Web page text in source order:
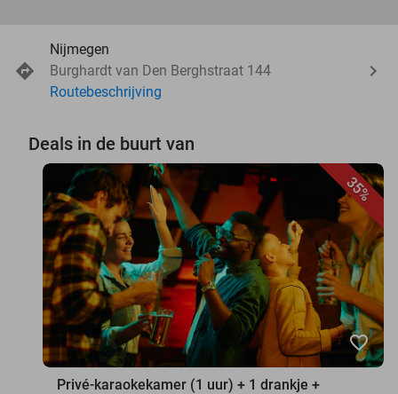
Nijmegen
Burghardt van Den Berghstraat 144
Routebeschrijving
Deals in de buurt van
35%
favorite_border
Privé-karaokekamer (1 uur) + 1 drankje +